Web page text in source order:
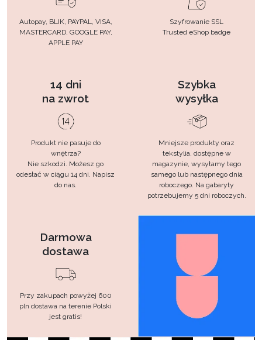
Autopay, BLIK, PAYPAL, VISA,
MASTERCARD, GOOGLE PAY,
APPLE PAY
Szyfrowanie SSL
Trusted eShop badge
14 dni
na zwrot
Produkt nie pasuje do
wnętrza?
Nie szkodzi. Możesz go
odesłać w ciągu 14 dni. Napisz
do nas.
Szybka
wysyłka
Mniejsze produkty oraz
tekstylia, dostępne w
magazynie, wysyłamy tego
samego lub następnego dnia
roboczego. Na gabaryty
potrzebujemy 5 dni roboczych.
Darmowa
dostawa
Przy zakupach powyżej 600
pln dostawa na terenie Polski
jest gratis!